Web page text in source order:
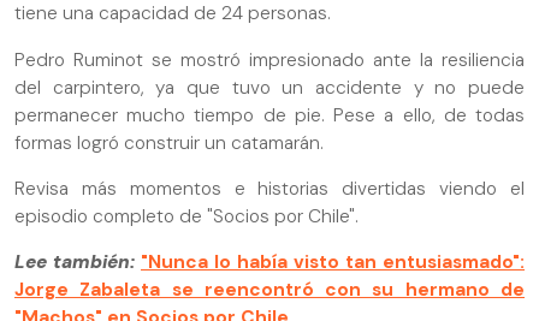
tiene una capacidad de 24 personas.
Pedro Ruminot se mostró impresionado ante la resiliencia
del carpintero, ya que tuvo un accidente y no puede
permanecer mucho tiempo de pie. Pese a ello, de todas
formas logró construir un catamarán.
Revisa más momentos e historias divertidas viendo el
episodio completo de "Socios por Chile".
Lee también: "Nunca lo había visto tan entusiasmado":
Jorge Zabaleta se reencontró con su hermano de